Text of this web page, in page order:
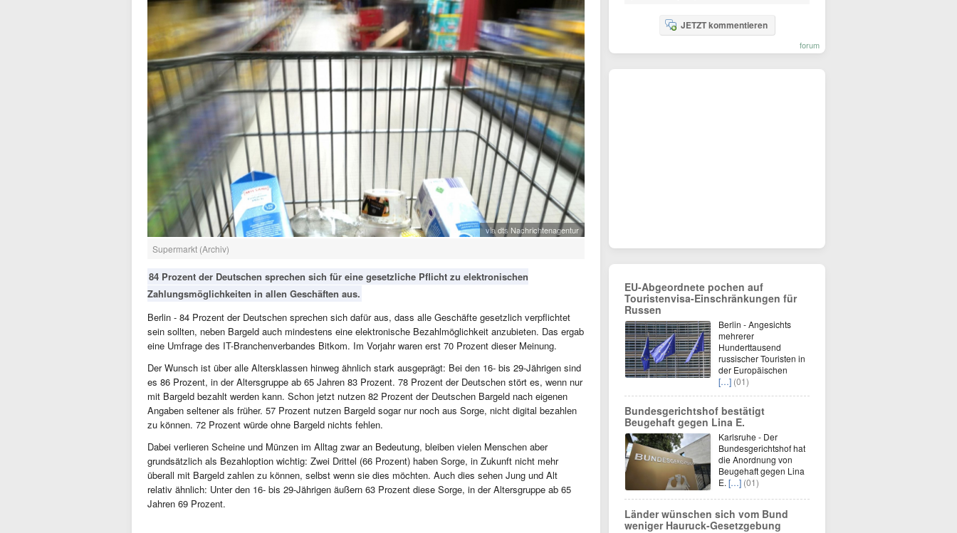
via dts Nachrichtenagentur
Supermarkt (Archiv)
84 Prozent der Deutschen sprechen sich für eine gesetzliche Pflicht zu elektronischen
Zahlungsmöglichkeiten in allen Geschäften aus.
Berlin - 84 Prozent der Deutschen sprechen sich dafür aus, dass alle Geschäfte gesetzlich verpflichtet
sein sollten, neben Bargeld auch mindestens eine elektronische Bezahlmöglichkeit anzubieten. Das ergab
eine Umfrage des IT-Branchenverbandes Bitkom. Im Vorjahr waren erst 70 Prozent dieser Meinung.
Der Wunsch ist über alle Altersklassen hinweg ähnlich stark ausgeprägt: Bei den 16- bis 29-Jährigen sind
es 86 Prozent, in der Altersgruppe ab 65 Jahren 83 Prozent. 78 Prozent der Deutschen stört es, wenn nur
mit Bargeld bezahlt werden kann. Schon jetzt nutzen 82 Prozent der Deutschen Bargeld nach eigenen
Angaben seltener als früher. 57 Prozent nutzen Bargeld sogar nur noch aus Sorge, nicht digital bezahlen
zu können. 72 Prozent würde ohne Bargeld nichts fehlen.
Dabei verlieren Scheine und Münzen im Alltag zwar an Bedeutung, bleiben vielen Menschen aber
grundsätzlich als Bezahloption wichtig: Zwei Drittel (66 Prozent) haben Sorge, in Zukunft nicht mehr
überall mit Bargeld zahlen zu können, selbst wenn sie dies möchten. Auch dies sehen Jung und Alt
relativ ähnlich: Unter den 16- bis 29-Jährigen äußern 63 Prozent diese Sorge, in der Altersgruppe ab 65
Jahren 69 Prozent.
JETZT kommentieren
forum
EU-Abgeordnete pochen auf
Touristenvisa-Einschränkungen für
Russen
Berlin - Angesichts
mehrerer
Hunderttausend
russischer Touristen in
der Europäischen
[…] (01)
Bundesgerichtshof bestätigt
Beugehaft gegen Lina E.
Karlsruhe - Der
Bundesgerichtshof hat
die Anordnung von
Beugehaft gegen Lina
E. […] (01)
Länder wünschen sich vom Bund
weniger Hauruck-Gesetzgebung